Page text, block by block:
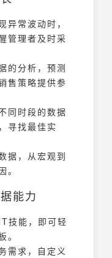
异常波动时，
管理者及时采
的分析，预测
售策略提供参
同时段的数据
寻找最佳实
据，从宏观到
。
能力
技能，即可轻
。
需求，自定义